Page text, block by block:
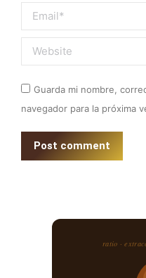
Email *
Website
Guarda mi nombre,
navegador para la próxima
Post comment
ratio ·